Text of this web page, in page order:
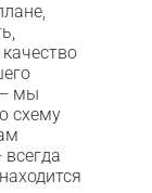
— мы
схему